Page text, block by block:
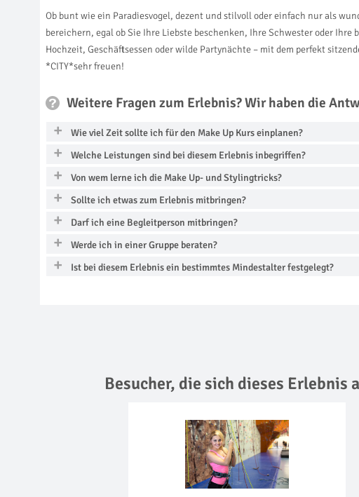
Ob bunt wie ein Paradiesvogel, dezent und stilvoll oder einfach nur als
bereichern, egal ob Sie Ihre Liebste beschenken, Ihre Schwester oder
Hochzeit, Geschäftsessen oder wilde Partynächte – mit dem perfekt
*CITY*sehr freuen!
Weitere Fragen zum Erlebnis? Wir haben die
Wie viel Zeit sollte ich für den Make Up Kurs einplanen?
Welche Leistungen sind bei diesem Erlebnis inbegriffen?
Von wem lerne ich die Make Up- und Stylingtricks?
Sollte ich etwas zum Erlebnis mitbringen?
Darf ich eine Begleitperson mitbringen?
Werde ich in einer Gruppe beraten?
Ist bei diesem Erlebnis ein bestimmtes Mindestalter festgelegt?
Besucher, die sich dieses Erlebnis